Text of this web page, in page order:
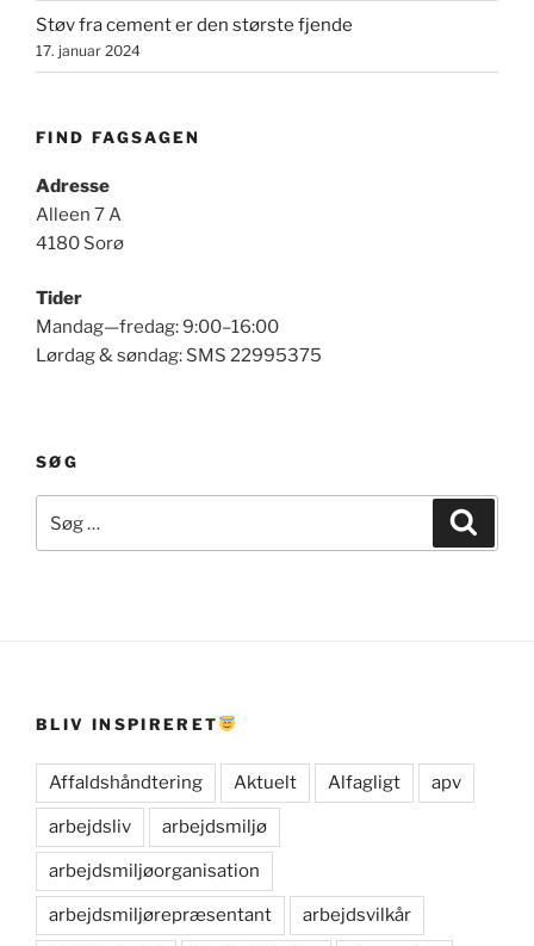
Støv fra cement er den største fjende
17. januar 2024
FIND FAGSAGEN
Adresse
Alleen 7 A
4180 Sorø
Tider
Mandag—fredag: 9:00–16:00
Lørdag & søndag: SMS 22995375
SØG
efter:
BLIV INSPIRERET
Affaldshåndtering Aktuelt Alfagligt apv
arbejdsliv arbejdsmiljø
arbejdsmiljøorganisation
arbejdsmiljørepræsentant arbejdsvilkår